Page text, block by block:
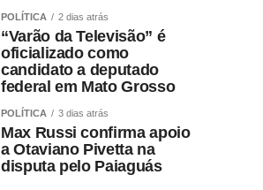
POLÍTICA 2 dias atrás
“Varão da Televisão” é
oficializado como
candidato a deputado
federal em Mato Grosso
POLÍTICA 3 dias atrás
Max Russi confirma apoio
a Otaviano Pivetta na
disputa pelo Paiaguás